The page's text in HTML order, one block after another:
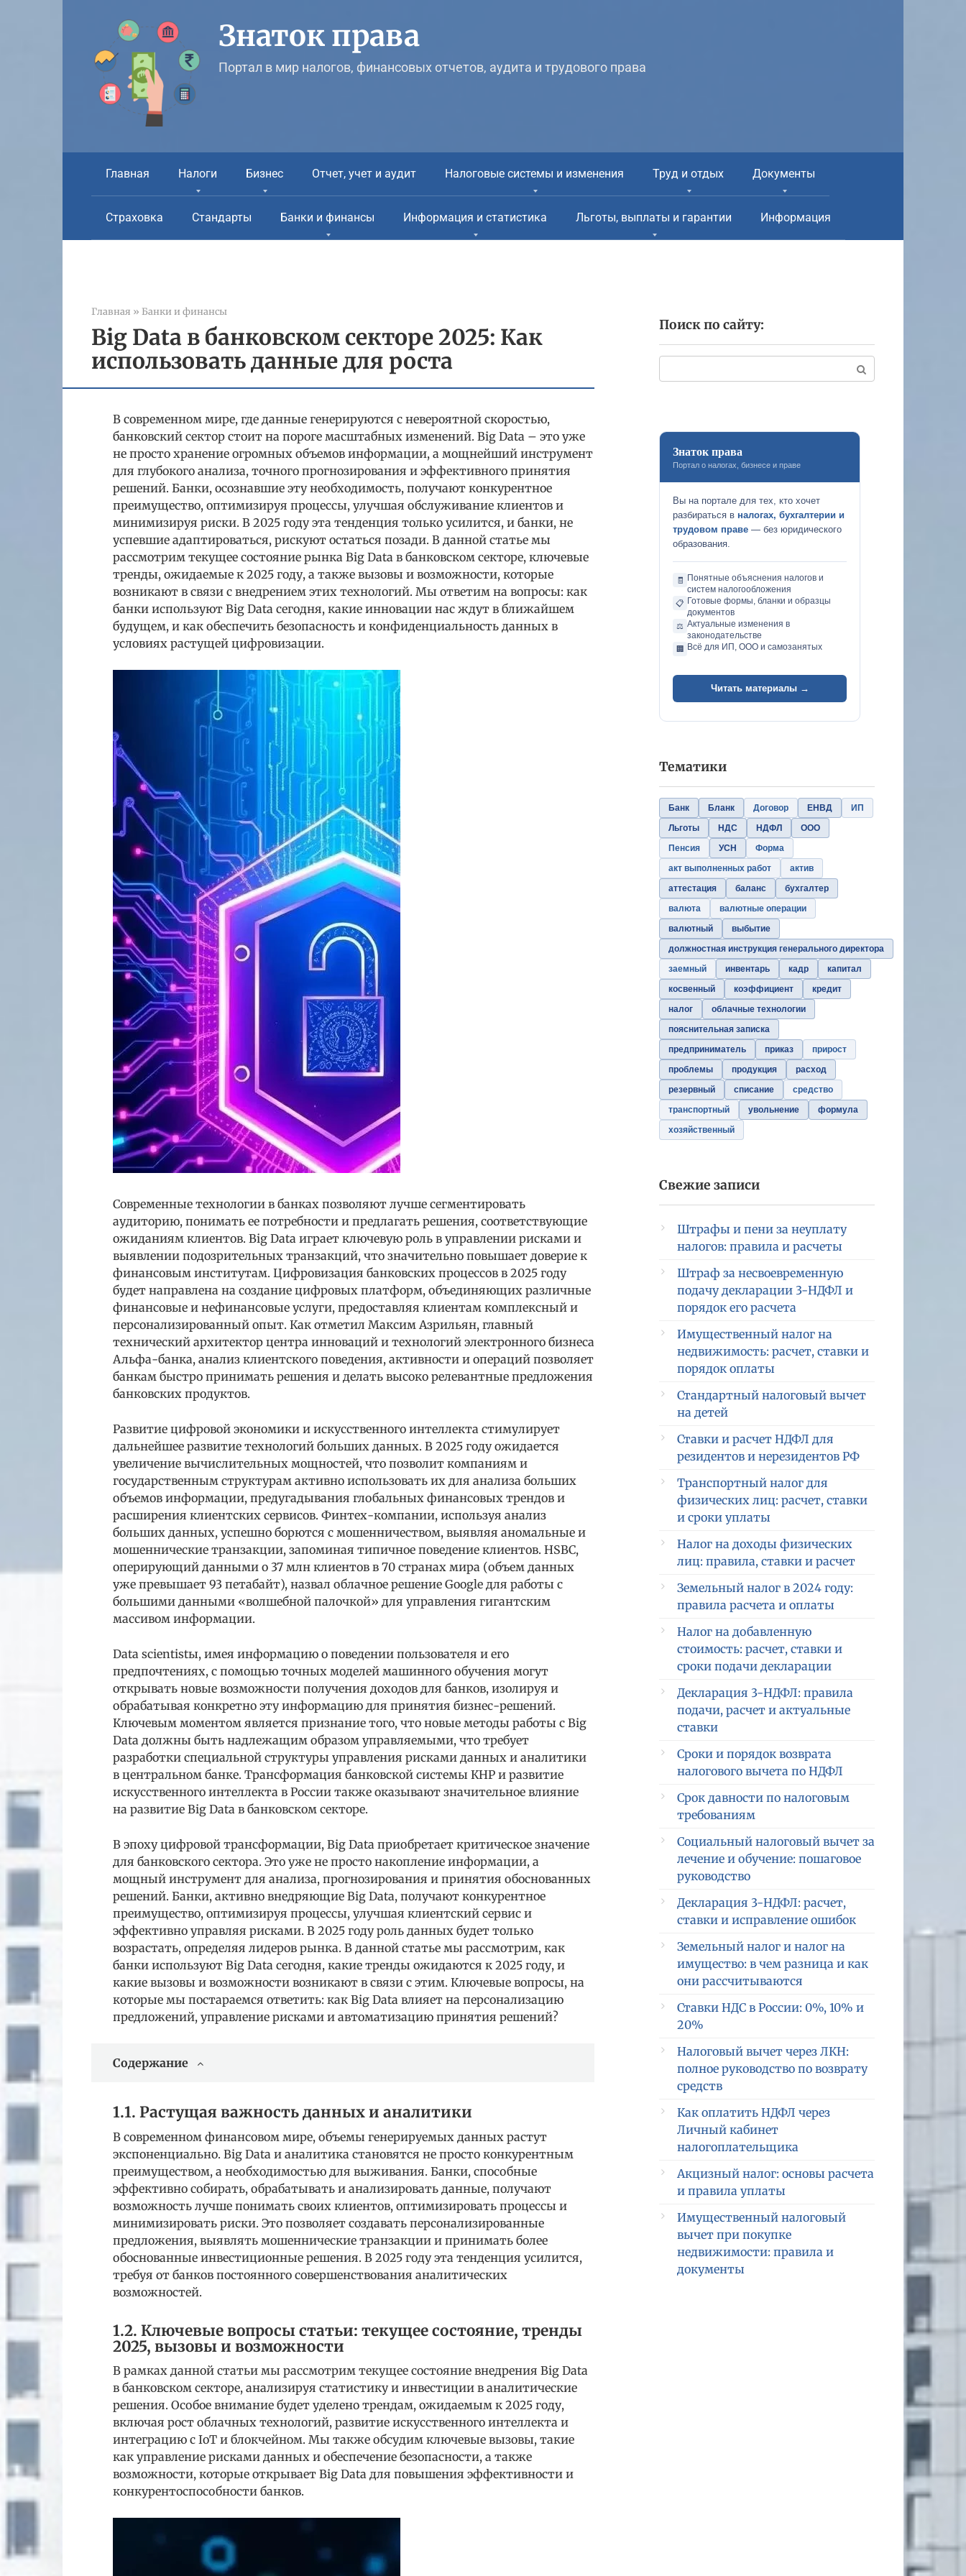
Знаток права
Портал в мир налогов, финансовых отчетов, аудита и трудового права
Главная Налоги Бизнес Отчет, учет и аудит Налоговые системы и изменения Труд и отдых Документы
Страховка Стандарты Банки и финансы Информация и статистика Льготы, выплаты и гарантии Информация
Главная » Банки и финансы
Big Data в банковском секторе 2025: Как
использовать данные для роста
В современном мире, где данные генерируются с невероятной скоростью,
банковский сектор стоит на пороге масштабных изменений. Big Data – это уже
не просто хранение огромных объемов информации, а мощнейший инструмент
для глубокого анализа, точного прогнозирования и эффективного принятия
решений. Банки, осознавшие эту необходимость, получают конкурентное
преимущество, оптимизируя процессы, улучшая обслуживание клиентов и
минимизируя риски. В 2025 году эта тенденция только усилится, и банки, не
успевшие адаптироваться, рискуют остаться позади. В данной статье мы
рассмотрим текущее состояние рынка Big Data в банковском секторе, ключевые
тренды, ожидаемые к 2025 году, а также вызовы и возможности, которые
возникают в связи с внедрением этих технологий. Мы ответим на вопросы: как
банки используют Big Data сегодня, какие инновации нас ждут в ближайшем
будущем, и как обеспечить безопасность и конфиденциальность данных в
условиях растущей цифровизации.
Современные технологии в банках позволяют лучше сегментировать
аудиторию, понимать ее потребности и предлагать решения, соответствующие
ожиданиям клиентов. Big Data играет ключевую роль в управлении рисками и
выявлении подозрительных транзакций, что значительно повышает доверие к
финансовым институтам. Цифровизация банковских процессов в 2025 году
будет направлена на создание цифровых платформ, объединяющих различные
финансовые и нефинансовые услуги, предоставляя клиентам комплексный и
персонализированный опыт. Как отметил Максим Азрильян, главный
технический архитектор центра инноваций и технологий электронного бизнеса
Альфа-банка, анализ клиентского поведения, активности и операций позволяет
банкам быстро принимать решения и делать высоко релевантные предложения
банковских продуктов.
Развитие цифровой экономики и искусственного интеллекта стимулирует
дальнейшее развитие технологий больших данных. В 2025 году ожидается
увеличение вычислительных мощностей, что позволит компаниям и
государственным структурам активно использовать их для анализа больших
объемов информации, предугадывания глобальных финансовых трендов и
расширения клиентских сервисов. Финтех-компании, используя анализ
больших данных, успешно борются с мошенничеством, выявляя аномальные и
мошеннические транзакции, запоминая типичное поведение клиентов. HSBC,
оперирующий данными о 37 млн клиентов в 70 странах мира (объем данных
уже превышает 93 петабайт), назвал облачное решение Google для работы с
большими данными «волшебной палочкой» для управления гигантским
массивом информации.
Data scientistы, имея информацию о поведении пользователя и его
предпочтениях, с помощью точных моделей машинного обучения могут
открывать новые возможности получения доходов для банков, изолируя и
обрабатывая конкретно эту информацию для принятия бизнес-решений.
Ключевым моментом является признание того, что новые методы работы с Big
Data должны быть надлежащим образом управляемыми, что требует
разработки специальной структуры управления рисками данных и аналитики
в центральном банке. Трансформация банковской системы КНР и развитие
искусственного интеллекта в России также оказывают значительное влияние
на развитие Big Data в банковском секторе.
В эпоху цифровой трансформации, Big Data приобретает критическое значение
для банковского сектора. Это уже не просто накопление информации, а
мощный инструмент для анализа, прогнозирования и принятия обоснованных
решений. Банки, активно внедряющие Big Data, получают конкурентное
преимущество, оптимизируя процессы, улучшая клиентский сервис и
эффективно управляя рисками. В 2025 году роль данных будет только
возрастать, определяя лидеров рынка. В данной статье мы рассмотрим, как
банки используют Big Data сегодня, какие тренды ожидаются к 2025 году, и
какие вызовы и возможности возникают в связи с этим. Ключевые вопросы, на
которые мы постараемся ответить: как Big Data влияет на персонализацию
предложений, управление рисками и автоматизацию принятия решений?
Содержание
1.1. Растущая важность данных и аналитики
В современном финансовом мире, объемы генерируемых данных растут
экспоненциально. Big Data и аналитика становятся не просто конкурентным
преимуществом, а необходимостью для выживания. Банки, способные
эффективно собирать, обрабатывать и анализировать данные, получают
возможность лучше понимать своих клиентов, оптимизировать процессы и
минимизировать риски. Это позволяет создавать персонализированные
предложения, выявлять мошеннические транзакции и принимать более
обоснованные инвестиционные решения. В 2025 году эта тенденция усилится,
требуя от банков постоянного совершенствования аналитических
возможностей.
1.2. Ключевые вопросы статьи: текущее состояние, тренды
2025, вызовы и возможности
В рамках данной статьи мы рассмотрим текущее состояние внедрения Big Data
в банковском секторе, анализируя статистику и инвестиции в аналитические
решения. Особое внимание будет уделено трендам, ожидаемым к 2025 году,
включая рост облачных технологий, развитие искусственного интеллекта и
интеграцию с IoT и блокчейном. Мы также обсудим ключевые вызовы, такие
как управление рисками данных и обеспечение безопасности, а также
возможности, которые открывает Big Data для повышения эффективности и
конкурентоспособности банков.
Поиск по сайту:
Знаток права
Портал о налогах, бизнесе и праве
Вы на портале для тех, кто хочет
разбираться в налогах, бухгалтерии и
трудовом праве — без юридического
образования.
🧾
Понятные объяснения налогов и
систем налогообложения
📋 Готовые формы, бланки и образцы
документов
⚖️ Актуальные изменения в
законодательстве
🏢 Всё для ИП, ООО и самозанятых
Читать материалы →
Тематики
Банк Бланк Договор ЕНВД
ИП
Льготы
НДС НДФЛ
ООО
Пенсия
УСН
Форма
акт выполненных работ
актив
аттестация
баланс
бухгалтер
валюта
валютные операции
валютный
выбытие
должностная инструкция генерального директора
заемный
инвентарь кадр
капитал
косвенный
коэффициент
кредит
налог
облачные технологии
пояснительная записка
предприниматель
приказ
прирост
проблемы
продукция
расход
резервный
списание
средство
транспортный
увольнение
формула
хозяйственный
Свежие записи
Штрафы и пени за неуплату
налогов: правила и расчеты
Штраф за несвоевременную
подачу декларации 3-НДФЛ и
порядок его расчета
Имущественный налог на
недвижимость: расчет, ставки и
порядок оплаты
Стандартный налоговый вычет
на детей
Ставки и расчет НДФЛ для
резидентов и нерезидентов РФ
Транспортный налог для
физических лиц: расчет, ставки
и сроки уплаты
Налог на доходы физических
лиц: правила, ставки и расчет
Земельный налог в 2024 году:
правила расчета и оплаты
Налог на добавленную
стоимость: расчет, ставки и
сроки подачи декларации
Декларация 3-НДФЛ: правила
подачи, расчет и актуальные
ставки
Сроки и порядок возврата
налогового вычета по НДФЛ
Срок давности по налоговым
требованиям
Социальный налоговый вычет за
лечение и обучение: пошаговое
руководство
Декларация 3-НДФЛ: расчет,
ставки и исправление ошибок
Земельный налог и налог на
имущество: в чем разница и как
они рассчитываются
Ставки НДС в России: 0%, 10% и
20%
Налоговый вычет через ЛКН:
полное руководство по возврату
средств
Как оплатить НДФЛ через
Личный кабинет
налогоплательщика
Акцизный налог: основы расчета
и правила уплаты
Имущественный налоговый
вычет при покупке
недвижимости: правила и
документы